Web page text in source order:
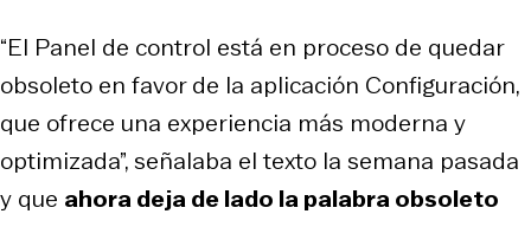
“El Panel de control está en proceso de quedar
obsoleto en favor de la aplicación Configuración,
que ofrece una experiencia más moderna y
optimizada”, señalaba el texto la semana pasada
y que ahora deja de lado la palabra obsoleto